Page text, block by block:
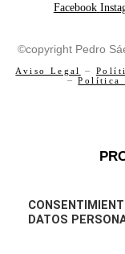
Facebook
©copyright Pedro
Aviso Legal –
–Política
DATOS